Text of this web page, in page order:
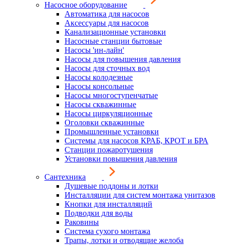
Насосное оборудование
Автоматика для насосов
Аксессуары для насосов
Канализационные установки
Насосные станции бытовые
Насосы 'ин-лайн'
Насосы для повышения давления
Насосы для сточных вод
Насосы колодезные
Насосы консольные
Насосы многоступенчатые
Насосы скважинные
Насосы циркуляционные
Оголовки скважинные
Промышленные установки
Системы для насосов КРАБ, КРОТ и БРА
Станции пожаротушения
Установки повышения давления
Сантехника
Душевые поддоны и лотки
Инсталляции для систем монтажа унитазов
Кнопки для инсталляций
Подводки для воды
Раковины
Система сухого монтажа
Трапы, лотки и отводящие желоба